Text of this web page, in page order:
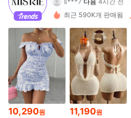
b***4 가 탐색 중입니다
4.78
153K 팔로워
4.78 153K 팔로워
4.78 153K 팔로워
최근 590K개 판매됨
10,290원 11,190원